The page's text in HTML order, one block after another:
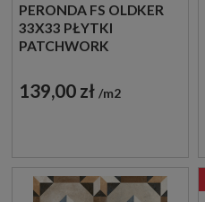
PERONDA FS OLDKER
33X33 PŁYTKI
PATCHWORK
139,00 zł m2